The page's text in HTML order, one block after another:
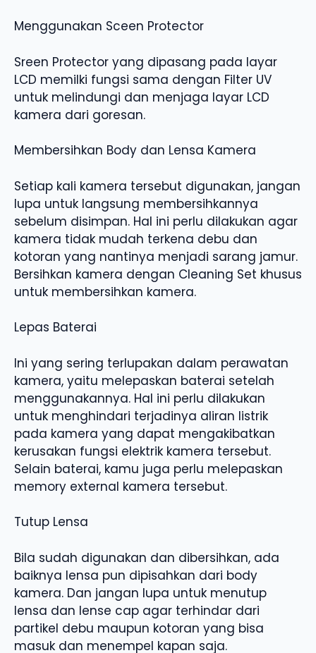
Menggunakan Sceen Protector
Sreen Protector yang dipasang pada layar
LCD memilki fungsi sama dengan Filter UV
untuk melindungi dan menjaga layar LCD
kamera dari goresan.
Membersihkan Body dan Lensa Kamera
Setiap kali kamera tersebut digunakan, jangan
lupa untuk langsung membersihkannya
sebelum disimpan. Hal ini perlu dilakukan agar
kamera tidak mudah terkena debu dan
kotoran yang nantinya menjadi sarang jamur.
Bersihkan kamera dengan Cleaning Set khusus
untuk membersihkan kamera.
Lepas Baterai
Ini yang sering terlupakan dalam perawatan
kamera, yaitu melepaskan baterai setelah
menggunakannya. Hal ini perlu dilakukan
untuk menghindari terjadinya aliran listrik
pada kamera yang dapat mengakibatkan
kerusakan fungsi elektrik kamera tersebut.
Selain baterai, kamu juga perlu melepaskan
memory external kamera tersebut.
Tutup Lensa
Bila sudah digunakan dan dibersihkan, ada
baiknya lensa pun dipisahkan dari body
kamera. Dan jangan lupa untuk menutup
lensa dan lense cap agar terhindar dari
partikel debu maupun kotoran yang bisa
masuk dan menempel kapan saja.